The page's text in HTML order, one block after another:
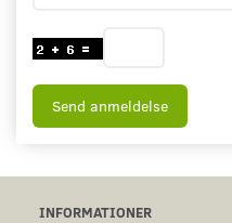
Send anmeldelse
INFORMATIONER